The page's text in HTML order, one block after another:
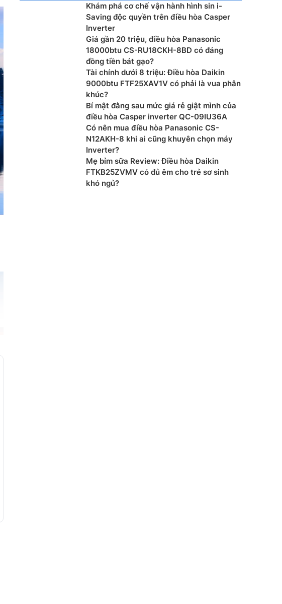
Kích thước cục nóng: 541 x 663 x 290 mm
Chất liệu dàn tản nhiệt: Đang cập nhật
Nơi lắp ráp: Thái Lan
Dòng sản phẩm: 2020
Khám phá cơ chế vận hành hình sin i-
Saving độc quyền trên điều hòa Casper
Inverter
Giá gần 20 triệu, điều hòa Panasonic
18000btu CS-RU18CKH-8BD có đáng
đồng tiền bát gạo?
Tài chính dưới 8 triệu: Điều hòa Daikin
9000btu FTF25XAV1V có phải là vua phân
khúc?
Bí mật đằng sau mức giá rẻ giật mình của
điều hòa Casper inverter QC-09IU36A
Có nên mua điều hòa Panasonic CS-
N12AKH-8 khi ai cũng khuyên chọn máy
Inverter?
Mẹ bỉm sữa Review: Điều hòa Daikin
FTKB25ZVMV có đủ êm cho trẻ sơ sinh
khó ngủ?